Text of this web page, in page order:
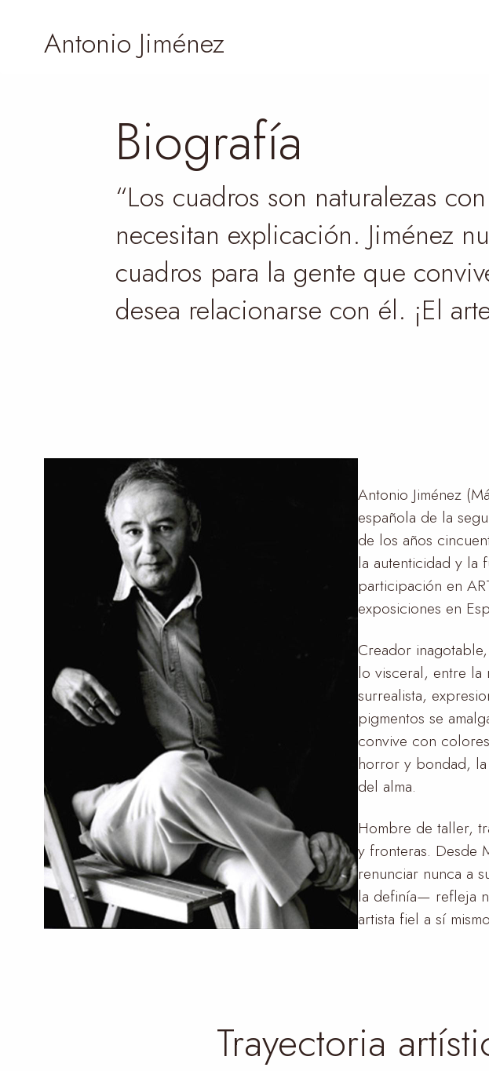
Antonio Jiménez
Biografía
“Los cuadros son naturalezas
necesitan explicación. Jiménez
cuadros para la gente que
desea relacionarse con él. ¡El
Antonio Jiménez
española de la
de los años
la autenticidad y la
participación en
exposiciones en
Creador
lo visceral, entre la
surrealista,
pigmentos se
convive con
horror y bondad,
del alma.
Hombre de taller,
y fronteras. Desde
renunciar nunca a
la definía— refleja
artista fiel a sí
Trayectoria